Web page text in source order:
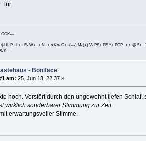
Tür.
UL P+ L++ E- W+++ N++ o K w O++(---) M-(+) V- PS+ PE Y+ PGP++ t+@
- Boniface
am: 25. Jun 13, 22:37 »
hoch. Verstört durch den ungewohnt tiefen
wirklich sonderbarer Stimmung zur Zeit...
erwartungsvoller Stimme.